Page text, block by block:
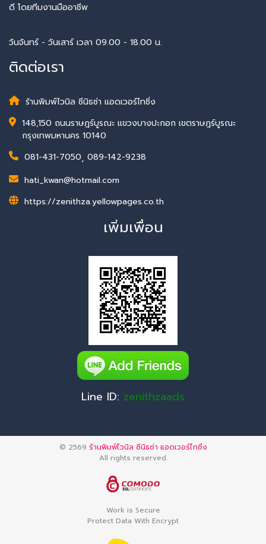
ดี โดยทีมงานมืออาชีพ
วันจันทร์ - วันเสาร์ เวลา 09.00 - 18.00 น.
ติดต่อเรา
ร้านพิมพ์ไวนิล ซีนิธซ่า แอดเวอร์ไทซิ่ง
148,150 ถนนราษฎร์บูรณะ แขวงบางปะกอก เขตราษฎร์บูรณะ
กรุงเทพมหานคร 10140
081-431-7050, 089-142-9238
hati_kwan@hotmail.com
https://zenithza.yellowpages.co.th
เพิ่มเพื่อน
Line ID: zenithzaads
© 2569 ร้านพิมพ์ไวนิล ซีนิธซ่า แอดเวอร์ไทซิ่ง
All rights reserved.
Work is Secure
Protect Data With Encrypt